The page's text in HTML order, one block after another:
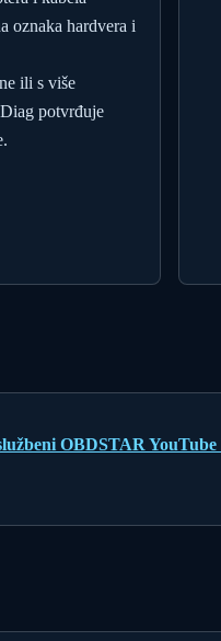
oznaka hardvera i
ili s više
potvrđuje
OBDSTAR YouTube